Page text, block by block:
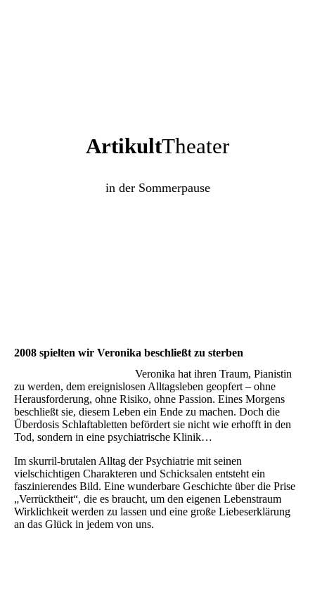
ArtikultTheater
in der Sommerpause
2008 spielten wir Veronika beschließt zu sterben
Veronika hat ihren Traum, Pianistin
zu werden, dem ereignislosen Alltagsleben geopfert – ohne
Herausforderung, ohne Risiko, ohne Passion. Eines Morgens
beschließt sie, diesem Leben ein Ende zu machen. Doch die
Überdosis Schlaftabletten befördert sie nicht wie erhofft in den
Tod, sondern in eine psychiatrische Klinik…
Im skurril-brutalen Alltag der Psychiatrie mit seinen
vielschichtigen Charakteren und Schicksalen entsteht ein
faszinierendes Bild. Eine wunderbare Geschichte über die Prise
„Verrücktheit“, die es braucht, um den eigenen Lebenstraum
Wirklichkeit werden zu lassen und eine große Liebeserklärung
an das Glück in jedem von uns.